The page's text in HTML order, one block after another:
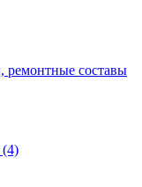
ремонтные составы